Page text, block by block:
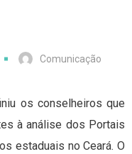
Comunicação
os conselheiros que
à análise dos Portais
estaduais no Ceará. O